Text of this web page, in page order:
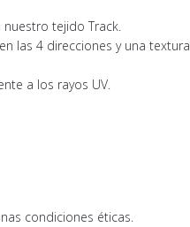
tejido Track.
las 4 direcciones y una textura
a los rayos UV.
condiciones éticas.